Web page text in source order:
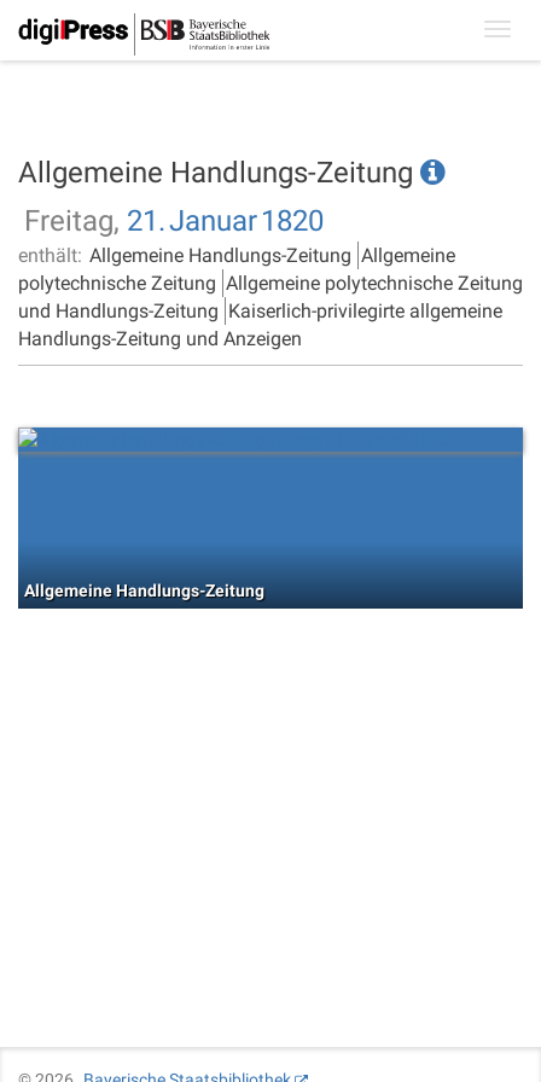
Allgemeine Handlungs-Zeitung
Freitag, 21.Januar1820
enthält: Allgemeine Handlungs-Zeitung Allgemeine
polytechnische Zeitung Allgemeine polytechnische Zeitung
und Handlungs-Zeitung Kaiserlich-privilegirte allgemeine
Handlungs-Zeitung und Anzeigen
Allgemeine Handlungs-Zeitung